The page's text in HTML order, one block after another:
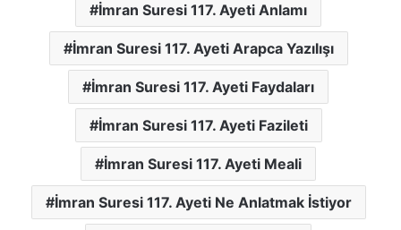
İmran Suresi 117. Ayeti Anlamı
İmran Suresi 117. Ayeti Arapca Yazılışı
İmran Suresi 117. Ayeti Faydaları
İmran Suresi 117. Ayeti Fazileti
İmran Suresi 117. Ayeti Meali
İmran Suresi 117. Ayeti Ne Anlatmak İstiyor